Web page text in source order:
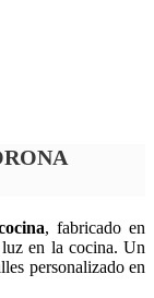
, fabricado en
en la cocina. Un
personalizado en